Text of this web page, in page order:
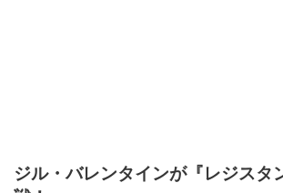
ジル・バレンタインが『レジスタ